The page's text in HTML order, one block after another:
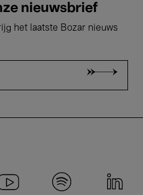
nieuwsbrief
het laatste Bozar nieuws